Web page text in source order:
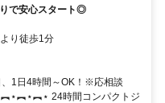
で安心スタート◎
り徒歩1分
1日4時間～OK！※応相談
24時間コンパクトジ